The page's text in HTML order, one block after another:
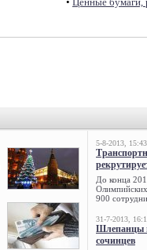
5-8-2013, 15:43
До конца
900
31-7-2013,
Шлепанцы
сочинцев